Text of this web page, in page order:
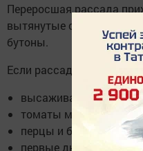
Переросшая рассада
вытянутые стебли,
бутоны.
Если рассада переросла:
высаживайте ее
томаты можно
перцы и баклажаны
первые дни